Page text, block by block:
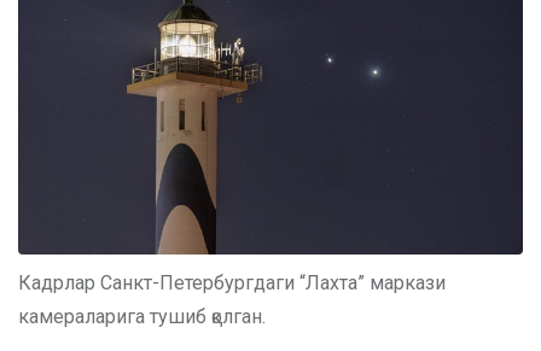
Кадрлар Санкт-Петербургдаги “Лахта” маркази
камераларига тушиб қолган.